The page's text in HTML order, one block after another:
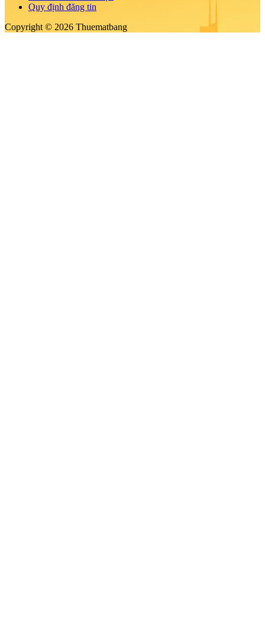
Quy định đăng tin
Copyright © 2026 Thuematbang